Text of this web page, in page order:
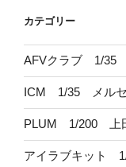
カテゴリー
AFVクラブ 1/35
ICM 1/35 メルセ
PLUM 1/200 上
アイラブキット